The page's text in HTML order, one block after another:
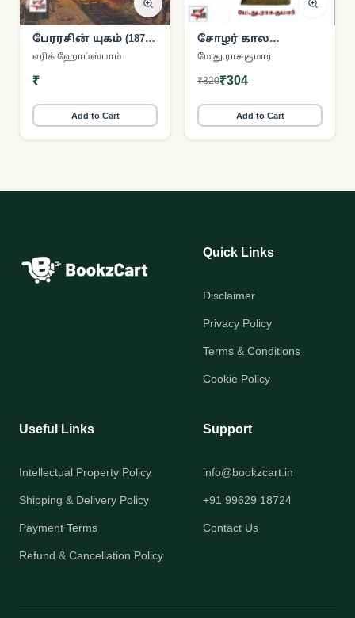
பேரரசின் யுகம் (1875-
1914)
எரிக் ஹோப்ஸ்பாம்
₹
Add to Cart
சோழர் கால
நிலவுடமைப்
கோயில்
மே.து.ராசுகுமார்
₹320₹304
Add to Cart
Quick Links
Disclaimer
Privacy Policy
Terms & Conditions
Cookie Policy
Useful Links
Intellectual Property Policy
Shipping & Delivery Policy
Payment Terms
Refund & Cancellation Policy
Support
info@bookzcart.in
+91 99629 18724
Contact Us